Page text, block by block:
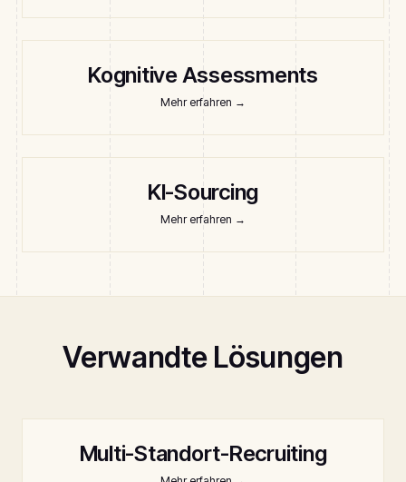
Kognitive Assessments
Mehr erfahren →
KI-Sourcing
Mehr erfahren →
Verwandte Lösungen
Multi-Standort-Recruiting